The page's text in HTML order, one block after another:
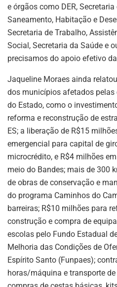
e órgãos como DER,
Saneamento, Habitação e
Secretaria de Trabalho,
Social, Secretaria da Saúde e
precisamos do apoio efetivo
Jaqueline Moraes ainda
dos municípios afetados
do Estado, como o
reforma e reconstrução de
ES; a liberação de R$15
emergencial para capital de
microcrédito, e R$4 milhões
meio do Bandes; mais de 300
de obras de conservação e
do programa Caminhos do
barreiras; R$10 milhões para
construção e compra de
escolas pelo Fundo Estadual
Melhoria das Condições de
Espírito Santo (Funpaes);
horas/máquina e transporte